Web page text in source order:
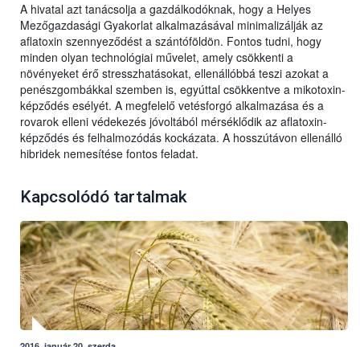
A hivatal azt tanácsolja a gazdálkodóknak, hogy a Helyes
Mezőgazdasági Gyakorlat alkalmazásával minimalizálják az
aflatoxin szennyeződést a szántóföldön. Fontos tudni, hogy
minden olyan technológiai művelet, amely csökkenti a
növényeket érő stresszhatásokat, ellenállóbbá teszi azokat a
penészgombákkal szemben is, egyúttal csökkentve a mikotoxin-
képződés esélyét. A megfelelő vetésforgó alkalmazása és a
rovarok elleni védekezés jóvoltából mérséklődik az aflatoxin-
képződés és felhalmozódás kockázata. A hosszútávon ellenálló
hibridek nemesítése fontos feladat.
Kapcsolódó tartalmak